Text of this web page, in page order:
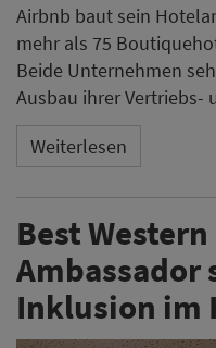
Airbnb baut sein
mehr als 75
Beide Unternehmen
Ausbau ihrer Vertriebs-
Weiterlesen
Best
Ambassador
Inklusion im